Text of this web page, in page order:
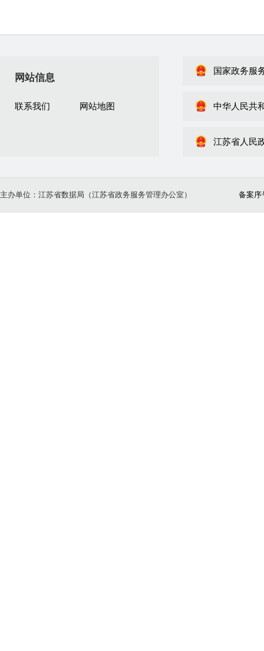
网站信息
联系我们 网站地图
国家政务服
中华人民共
江苏省人民
主办单位：江苏省数据局（江苏省政务服务管理办公室） 备案序